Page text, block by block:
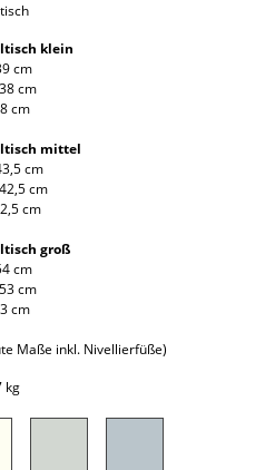
klein
cm
cm
cm
mittel
cm
cm
cm
groß
cm
cm
cm
Maße inkl. Nivellierfüße)
kg